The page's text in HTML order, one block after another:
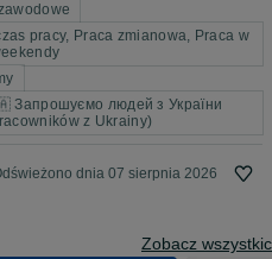
pracy, Praca zmianowa, Praca w
Запрошуємо людей з України
z Ukrainy)
dnia 07 sierpnia 2026
Zobacz